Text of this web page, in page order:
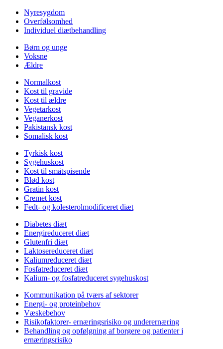
Nyresygdom
Overfølsomhed
Individuel diætbehandling
Børn og unge
Voksne
Ældre
Normalkost
Kost til gravide
Kost til ældre
Vegetarkost
Veganerkost
Pakistansk kost
Somalisk kost
Tyrkisk kost
Sygehuskost
Kost til småtspisende
Blød kost
Gratin kost
Cremet kost
Fedt- og kolesterolmodificeret diæt
Diabetes diæt
Energireduceret diæt
Glutenfri diæt
Laktosereduceret diæt
Kaliumreduceret diæt
Fosfatreduceret diæt
Kalium- og fosfatreduceret sygehuskost
Kommunikation på tværs af sektorer
Energi- og proteinbehov
Væskebehov
Risikofaktorer- ernæringsrisiko og underernæring
Behandling og opfølgning af borgere og patienter i
ernæringsrisiko